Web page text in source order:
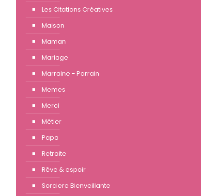
Les Citations Créatives
Maison
Maman
Mariage
Marraine - Parrain
Memes
Merci
Métier
Papa
Retraite
Rêve & espoir
Sorciere Bienveillante